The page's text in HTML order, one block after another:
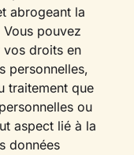
abrogeant la
pouvez
vos droits en
personnelles,
traitement que
ou
aspect lié à la
données